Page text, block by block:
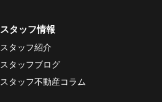
スタッフ情報
スタッフ紹介
スタッフブログ
スタッフ不動産コラム